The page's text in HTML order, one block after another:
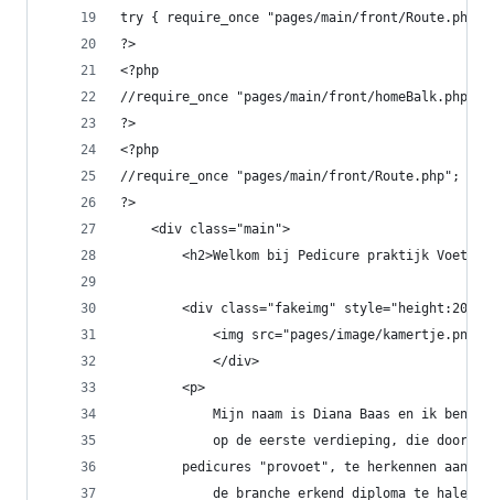
try { require_once "pages/main/front/
?>
<?php
//require_once "pages/main/front/homeBalk.php";
?>
<?php
//require_once "pages/main/front/Route.php";
?>
    <div class="main">
<h2>Welkom bij Pedicure praktijk Voeten
<div class="fakeimg"
<img src="pages/image/kamertje.png"
            </div>
        <p>
Mijn naam is Diana Baas en ik ben
op de eerste verdieping, die door
pedicures "provoet", te herkennen aan
de branche erkend diploma te